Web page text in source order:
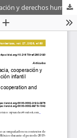
Más allá de la frontera: diplomacia, cooperación y derechos humanos en la migración infantil